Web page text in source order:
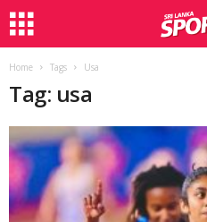
Home Tags Usa
Tag: usa